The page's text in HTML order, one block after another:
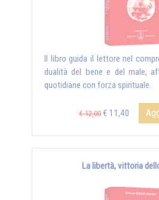
Il libro guida il lettore nel
dualità del bene e del male,
quotidiane con forza spirituale.
€ 12,00 € 11,40
La libertà, vittoria